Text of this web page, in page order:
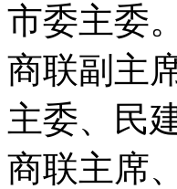
市委主委
商联副主
主委、民
商联主席